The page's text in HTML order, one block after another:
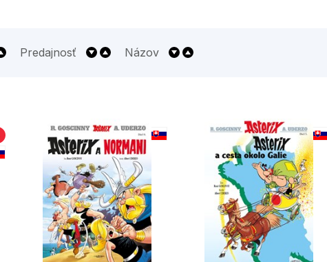
Predajnosť Názov